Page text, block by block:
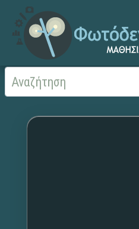
Αρχική Χωρίς τίτλο